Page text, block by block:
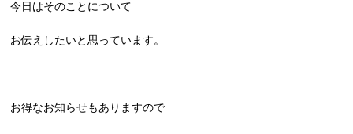
今日はそのことについて
お伝えしたいと思っています。
お得なお知らせもありますので